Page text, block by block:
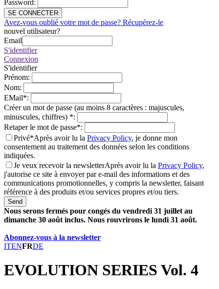
Password:
SE CONNECTER
Avez-vous oublié votre mot de passe? Récupérez-le
nouvel utilisateur?
Email
S'identifier
Connexion
S'identifier
Prénom:
Nom:
EMail*:
Créer un mot de passe (au moins 8 caractères : majuscules,
minuscules, chiffres) *:
Retaper le mot de passe*:
Privé*Après avoir lu la Privacy Policy, je donne mon
consentement au traitement des données selon les conditions
indiquées.
Je veux recevoir la newsletterAprès avoir lu la Privacy Policy,
j'autorise ce site à envoyer par e-mail des informations et des
communications promotionnelles, y compris la newsletter, faisant
référence à des produits et/ou services propres et/ou tiers.
Send
Nous serons fermés pour congés du vendredi 31 juillet au
dimanche 30 août inclus. Nous rouvrirons le lundi 31 août.
Abonnez-vous à la newsletter
ITENFRDE
EVOLUTION SERIES Vol. 4